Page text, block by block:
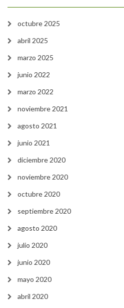
octubre 2025
abril 2025
marzo 2025
junio 2022
marzo 2022
noviembre 2021
agosto 2021
junio 2021
diciembre 2020
noviembre 2020
octubre 2020
septiembre 2020
agosto 2020
julio 2020
junio 2020
mayo 2020
abril 2020